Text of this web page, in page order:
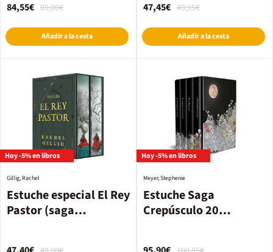
89,00€
84,55€
Añadir a la cesta
Xein, La misión de Rox)
49,95€
47,45€
Añadir a la cesta
Hoy -5% en libros
Estuche especial El Rey
Pastor (saga
Gillig, Rachel
Hoy -5% en libros
Estuche Saga
Crepúsculo 20
Meyer, Stephenie